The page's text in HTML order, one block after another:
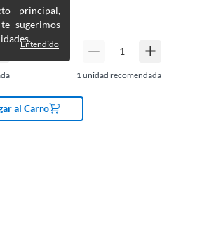
principal,
sugerimos
Entendido
1 unidad recomendada
al Carro